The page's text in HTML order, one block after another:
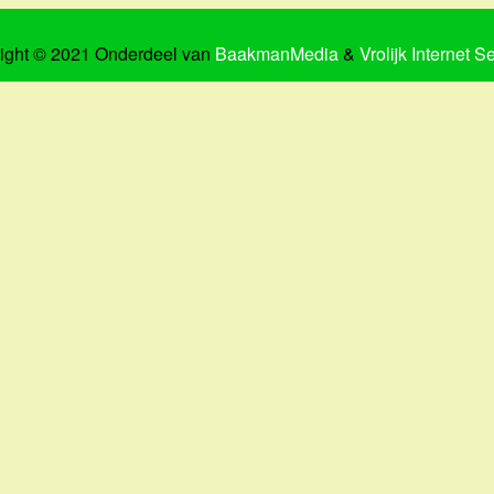
© 2021 Onderdeel van BaakmanMedia& Vrolijk Internet